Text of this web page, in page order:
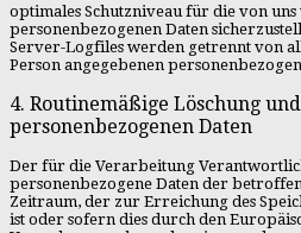
optimales Schutzniveau für die von
personenbezogenen Daten
Server-Logfiles werden getrennt von
Person angegebenen
4. Routinemäßige Löschung
personenbezogenen Daten
Der für die Verarbeitung
personenbezogene Daten der
Zeitraum, der zur Erreichung des
ist oder sofern dies durch den